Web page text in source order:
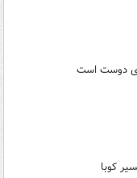
دوست است
کوبا